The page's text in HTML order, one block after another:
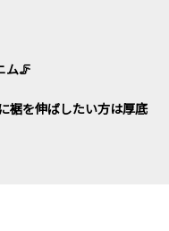
ム🦵
裾を伸ばしたい方は厚底